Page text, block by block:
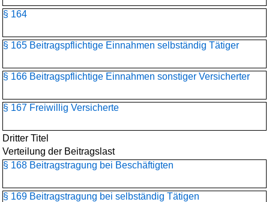
§ 164
§ 165 Beitragspflichtige Einnahmen selbständig Tätiger
§ 166 Beitragspflichtige Einnahmen sonstiger Versicherter
§ 167 Freiwillig Versicherte
Dritter Titel
Verteilung der Beitragslast
§ 168 Beitragstragung bei Beschäftigten
§ 169 Beitragstragung bei selbständig Tätigen